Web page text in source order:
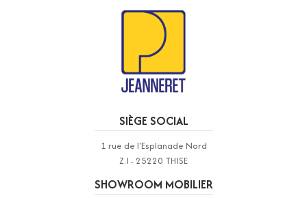
SIÈGE SOCIAL
1 rue de l'Esplanade Nord
Z.I - 25220 THISE
SHOWROOM MOBILIER